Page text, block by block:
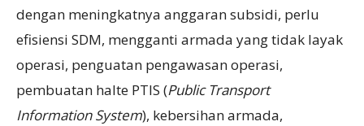
dengan meningkatnya anggaran subsidi, perlu
efisiensi SDM, mengganti armada yang tidak layak
operasi, penguatan pengawasan operasi,
pembuatan halte PTIS (Public Transport
Information System), kebersihan armada,